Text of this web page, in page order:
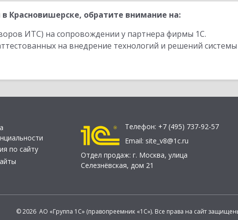
Красновишерске, обратите внимание на:
ИТС) на сопровождении у партнера фирмы 1С.
на внедрение технологий и решений
по сайту
Телефон: +7 (495) 737-92-57
Email: site_v8@1c.ru
Отдел продаж: г. Москва, улица
Селезнёвская, дом 21
© 2026 АО «Группа 1С» (правопреемник «1С»). Все права на сайт